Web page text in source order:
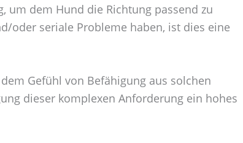
um dem Hund die Richtung passend zu
oder seriale Probleme haben, ist dies eine
Gefühl von Befähigung aus solchen
dieser komplexen Anforderung ein hohes